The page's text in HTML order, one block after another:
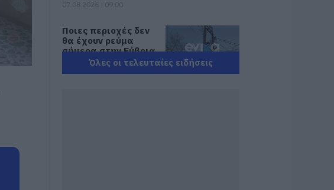
Ποιες περιοχές δεν
θα έχουν ρεύμα
σήμερα στην Εύβοια
07.08.2026 | 08:45
Όλες οι τελευταίες ειδήσεις